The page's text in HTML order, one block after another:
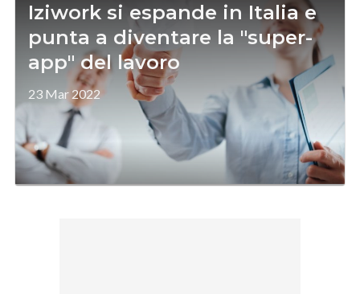
Iziwork si espande in Italia e
punta a diventare la "super-
app" del lavoro
23 Mar 2022